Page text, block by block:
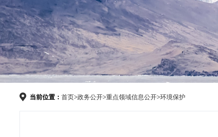
当前位置： 首页>政务公开>重点领域信息公开>环境保护